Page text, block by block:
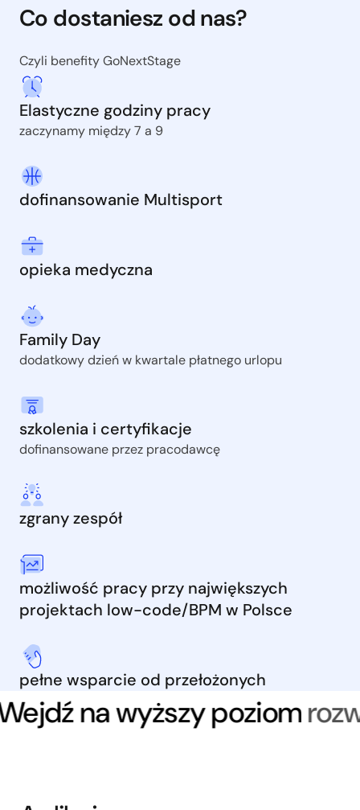
Co dostaniesz od nas?
Czyli benefity GoNextStage
Elastyczne godziny pracy
zaczynamy między 7 a 9
dofinansowanie Multisport
opieka medyczna
Family Day
dodatkowy dzień w kwartale płatnego urlopu
szkolenia i certyfikacje
dofinansowane przez pracodawcę
zgrany zespół
możliwość pracy przy największych
projektach low-code/BPM w Polsce
pełne wsparcie od przełożonych
na wyższy poziom